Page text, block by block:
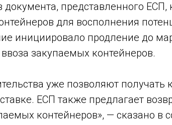
представленного ЕСП,
для восполнения
инициировало продление до
закупаемых контейнеров.
уже позволяют
ЕСП также предлагает
контейнеров», — сказано в